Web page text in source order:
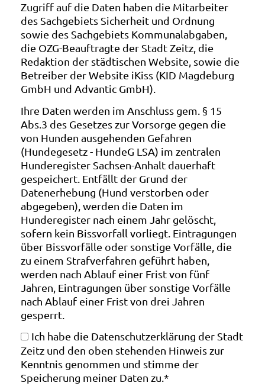
Zugriff auf die Daten haben die Mitarbeiter
des Sachgebiets Sicherheit und Ordnung
sowie des Sachgebiets Kommunalabgaben,
die OZG-Beauftragte der Stadt Zeitz, die
Redaktion der städtischen Website, sowie die
Betreiber der Website iKiss (KID Magdeburg
GmbH und Advantic GmbH).
Ihre Daten werden im Anschluss gem. § 15
Abs.3 des Gesetzes zur Vorsorge gegen die
von Hunden ausgehenden Gefahren
(Hundegesetz - HundeG LSA) im zentralen
Hunderegister Sachsen-Anhalt dauerhaft
gespeichert. Entfällt der Grund der
Datenerhebung (Hund verstorben oder
abgegeben), werden die Daten im
Hunderegister nach einem Jahr gelöscht,
sofern kein Bissvorfall vorliegt. Eintragungen
über Bissvorfälle oder sonstige Vorfälle, die
zu einem Strafverfahren geführt haben,
werden nach Ablauf einer Frist von fünf
Jahren, Eintragungen über sonstige Vorfälle
nach Ablauf einer Frist von drei Jahren
gesperrt.
Ich habe die Datenschutzerklärung der Stadt
Zeitz und den oben stehenden Hinweis zur
Kenntnis genommen und stimme der
Speicherung meiner Daten zu. *